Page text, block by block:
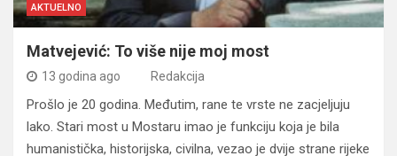
AKTUELNO
Matvejević: To više nije moj most
13 godina ago Redakcija
Prošlo je 20 godina. Međutim, rane te vrste ne zacjeljuju
lako. Stari most u Mostaru imao je funkciju koja je bila
humanistička, historijska, civilna, vezao je dvije strane rijeke